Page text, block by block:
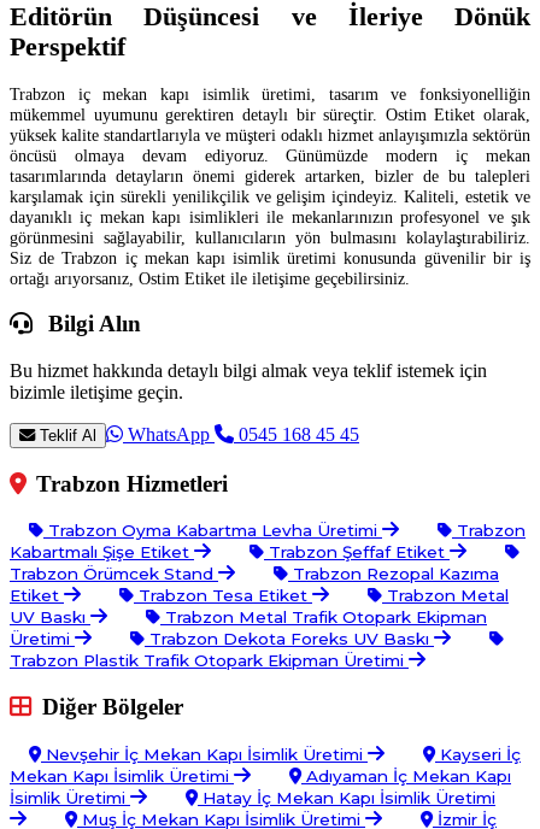
Editörün Düşüncesi ve İleriye Dönük
Perspektif
Trabzon iç mekan kapı isimlik üretimi, tasarım ve fonksiyonelliğin
mükemmel uyumunu gerektiren detaylı bir süreçtir. Ostim Etiket olarak,
yüksek kalite standartlarıyla ve müşteri odaklı hizmet anlayışımızla sektörün
öncüsü olmaya devam ediyoruz. Günümüzde modern iç mekan
tasarımlarında detayların önemi giderek artarken, bizler de bu talepleri
karşılamak için sürekli yenilikçilik ve gelişim içindeyiz. Kaliteli, estetik ve
dayanıklı iç mekan kapı isimlikleri ile mekanlarınızın profesyonel ve şık
görünmesini sağlayabilir, kullanıcıların yön bulmasını kolaylaştırabiliriz.
Siz de Trabzon iç mekan kapı isimlik üretimi konusunda güvenilir bir iş
ortağı arıyorsanız, Ostim Etiket ile iletişime geçebilirsiniz.
Bilgi Alın
Bu hizmet hakkında detaylı bilgi almak veya teklif istemek için
bizimle iletişime geçin.
Teklif Al WhatsApp 0545 168 45 45
Trabzon Hizmetleri
Trabzon Oyma Kabartma Levha Üretimi
Trabzon
Kabartmalı Şişe Etiket
Trabzon Şeffaf Etiket
Trabzon Örümcek Stand
Trabzon Rezopal Kazıma
Etiket
Trabzon Tesa Etiket
Trabzon Metal
UV Baskı
Trabzon Metal Trafik Otopark Ekipman
Üretimi
Trabzon Dekota Foreks UV Baskı
Trabzon Plastik Trafik Otopark Ekipman Üretimi
Diğer Bölgeler
Nevşehir İç Mekan Kapı İsimlik Üretimi
Kayseri İç
Mekan Kapı İsimlik Üretimi
Adıyaman İç Mekan Kapı
İsimlik Üretimi
Hatay İç Mekan Kapı İsimlik Üretimi
Muş İç Mekan Kapı İsimlik Üretimi
İzmir İç